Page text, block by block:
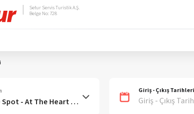
Setur Servis Turistik A.Ş.
Belge No: 728
Giriş - Çıkış Tarihleri
Giriş - Çıkış